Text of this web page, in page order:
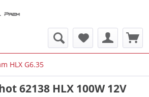
HLX G6.35
62138 HLX 100W 12V